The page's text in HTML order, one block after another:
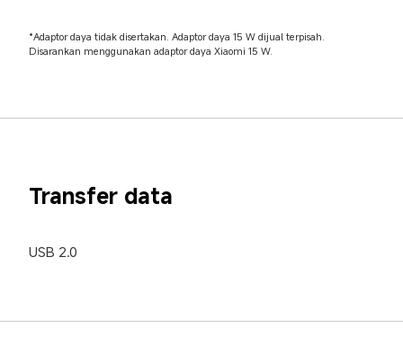
*Adaptor daya tidak disertakan. Adaptor daya 15 W dijual terpisah.
Disarankan menggunakan adaptor daya Xiaomi 15 W.
Transfer data
USB 2.0